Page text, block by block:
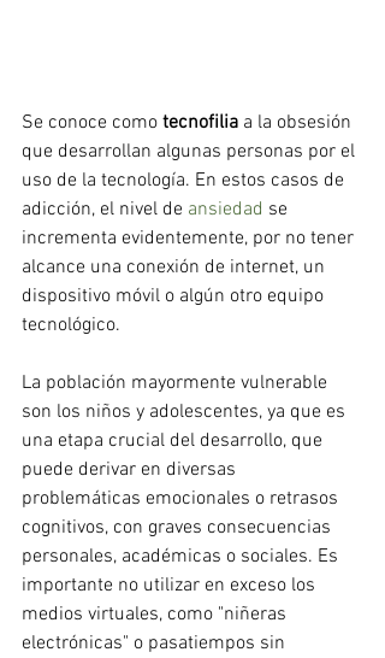
Se conoce como tecnofilia a la obsesión
que desarrollan algunas personas por el
uso de la tecnología. En estos casos de
adicción, el nivel de ansiedad se
incrementa evidentemente, por no tener
alcance una conexión de internet, un
dispositivo móvil o algún otro equipo
tecnológico.
La población mayormente vulnerable
son los niños y adolescentes, ya que es
una etapa crucial del desarrollo, que
puede derivar en diversas
problemáticas emocionales o retrasos
cognitivos, con graves consecuencias
personales, académicas o sociales. Es
importante no utilizar en exceso los
medios virtuales, como "niñeras
electrónicas" o pasatiempos sin